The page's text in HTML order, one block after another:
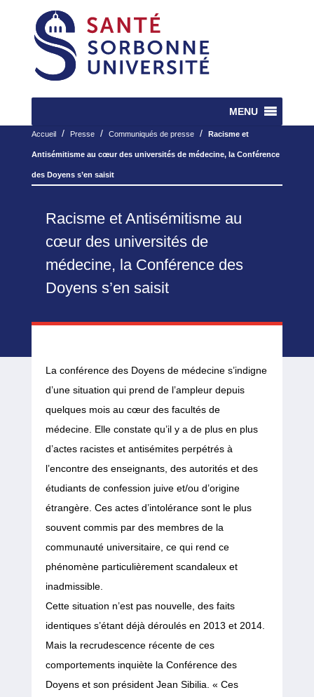
MENU
Accueil/ Presse/ Communiqués de presse/ Racisme et
Antisémitisme au cœur des universités de médecine, la Conférence
des Doyens s’en saisit
Racisme et Antisémitisme au
cœur des universités de
médecine, la Conférence des
Doyens s’en saisit
La conférence des Doyens de médecine s’indigne
d’une situation qui prend de l’ampleur depuis
quelques mois au cœur des facultés de
médecine. Elle constate qu’il y a de plus en plus
d’actes racistes et antisémites perpétrés à
l’encontre des enseignants, des autorités et des
étudiants de confession juive et/ou d’origine
étrangère. Ces actes d’intolérance sont le plus
souvent commis par des membres de la
communauté universitaire, ce qui rend ce
phénomène particulièrement scandaleux et
inadmissible.
Cette situation n’est pas nouvelle, des faits
identiques s’étant déjà déroulés en 2013 et 2014.
Mais la recrudescence récente de ces
comportements inquiète la Conférence des
Doyens et son président Jean Sibilia. « Ces